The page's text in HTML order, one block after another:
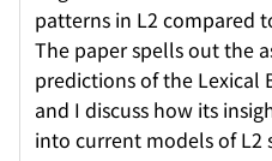
patterns in L2 compared
The paper spells out the
predictions of the Lexical
and I discuss how its
into current models of L2